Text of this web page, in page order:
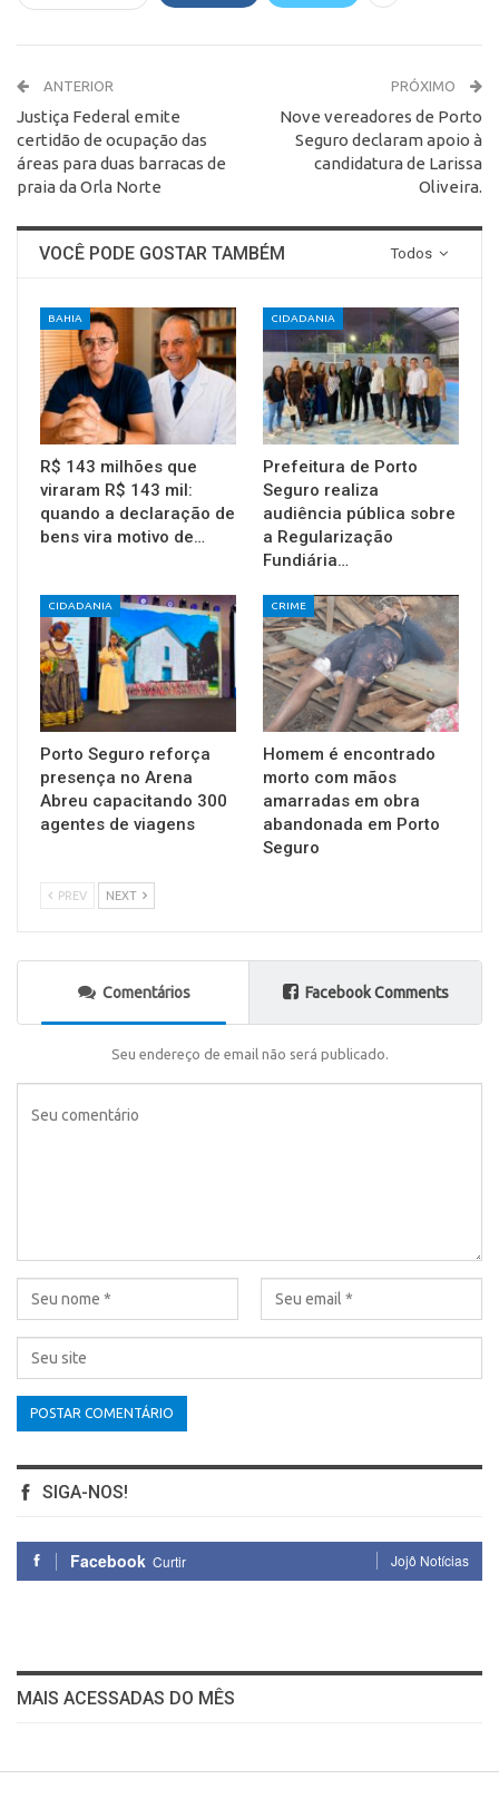
ANTERIOR
Justiça Federal emite
certidão de ocupação das
áreas para duas barracas de
praia da Orla Norte
PRÓXIMO
Nove vereadores de Porto
Seguro declaram apoio à
candidatura de Larissa
Oliveira.
Todos
VOCÊ PODE GOSTAR TAMBÉM
BAHIA
R$ 143 milhões que
viraram R$ 143 mil:
quando a declaração de
bens vira motivo de…
CIDADANIA
Prefeitura de Porto
Seguro realiza
audiência pública sobre
a Regularização
Fundiária…
CIDADANIA
Porto Seguro reforça
presença no Arena
Abreu capacitando 300
agentes de viagens
CRIME
Homem é encontrado
morto com mãos
amarradas em obra
abandonada em Porto
Seguro
PREV NEXT
Comentários Facebook Comments
Seu endereço de email não será publicado.
SIGA-NOS!
Facebook Curtir Jojô Notícias
MAIS ACESSADAS DO MÊS